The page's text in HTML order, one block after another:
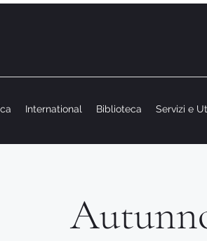
International Biblioteca Servizi e